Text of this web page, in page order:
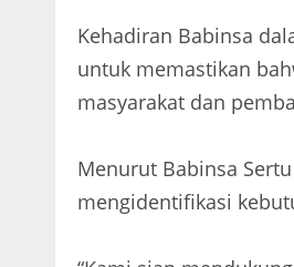
Kehadiran Babinsa
untuk memastikan
masyarakat dan
Menurut Babinsa
mengidentifikasi